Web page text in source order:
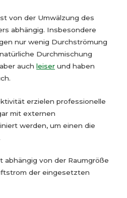
von der Umwälzung des
abhängig. Insbesondere
nur wenig Durchströmung
Durchmischung
auchleiser und haben
erzielen professionelle
mit externen
werden, um einen die
abhängig von der Raumgröße
der eingesetzten